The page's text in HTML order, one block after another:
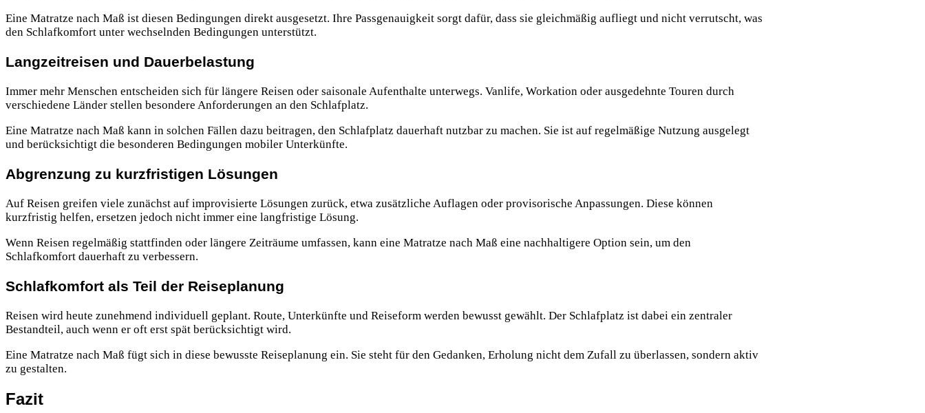
Eine Matratze nach Maß ist diesen Bedingungen direkt ausgesetzt. Ihre Passgenauigkeit sorgt dafür, dass sie gleichmäßig aufliegt und nicht verrutscht, was
den Schlafkomfort unter wechselnden Bedingungen unterstützt.
Langzeitreisen und Dauerbelastung
Immer mehr Menschen entscheiden sich für längere Reisen oder saisonale Aufenthalte unterwegs. Vanlife, Workation oder ausgedehnte Touren durch
verschiedene Länder stellen besondere Anforderungen an den Schlafplatz.
Eine Matratze nach Maß kann in solchen Fällen dazu beitragen, den Schlafplatz dauerhaft nutzbar zu machen. Sie ist auf regelmäßige Nutzung ausgelegt
und berücksichtigt die besonderen Bedingungen mobiler Unterkünfte.
Abgrenzung zu kurzfristigen Lösungen
Auf Reisen greifen viele zunächst auf improvisierte Lösungen zurück, etwa zusätzliche Auflagen oder provisorische Anpassungen. Diese können
kurzfristig helfen, ersetzen jedoch nicht immer eine langfristige Lösung.
Wenn Reisen regelmäßig stattfinden oder längere Zeiträume umfassen, kann eine Matratze nach Maß eine nachhaltigere Option sein, um den
Schlafkomfort dauerhaft zu verbessern.
Schlafkomfort als Teil der Reiseplanung
Reisen wird heute zunehmend individuell geplant. Route, Unterkünfte und Reiseform werden bewusst gewählt. Der Schlafplatz ist dabei ein zentraler
Bestandteil, auch wenn er oft erst spät berücksichtigt wird.
Eine Matratze nach Maß fügt sich in diese bewusste Reiseplanung ein. Sie steht für den Gedanken, Erholung nicht dem Zufall zu überlassen, sondern aktiv
zu gestalten.
Fazit